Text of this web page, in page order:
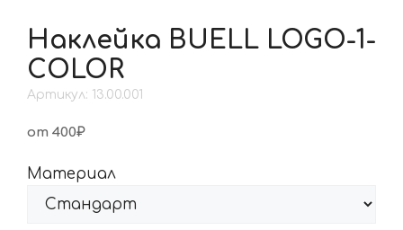
Наклейка BUELL LOGO-1-
COLOR
Артикул: 13.00.001
от 400₽
Материал